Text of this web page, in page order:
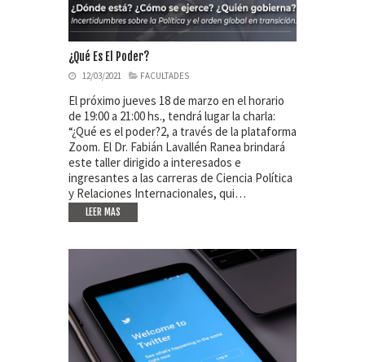
¿Qué Es El Poder?
12/03/2021 FACULTADES
El próximo jueves 18 de marzo en el horario
de 19:00 a 21:00 hs., tendrá lugar la charla:
“¿Qué es el poder?2, a través de la plataforma
Zoom. El Dr. Fabián Lavallén Ranea brindará
este taller dirigido a interesados e
ingresantes a las carreras de Ciencia Política
y Relaciones Internacionales, qui…
LEER MAS